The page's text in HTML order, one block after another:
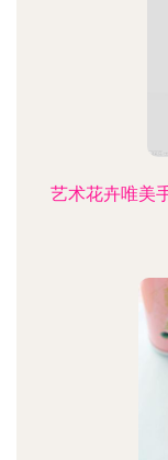
艺术花卉唯美